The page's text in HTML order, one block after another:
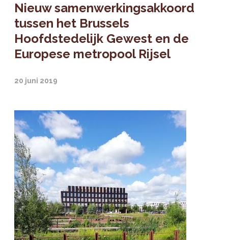
Nieuw samenwerkingsakkoord
tussen het Brussels
Hoofdstedelijk Gewest en de
Europese metropool Rijsel
20 juni 2019